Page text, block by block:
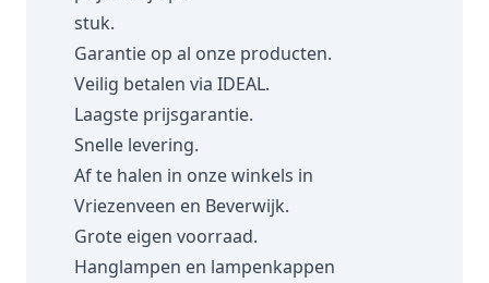
stuk.
Garantie op al onze producten.
Veilig betalen via IDEAL.
Laagste prijsgarantie.
Snelle levering.
Af te halen in onze winkels in
Vriezenveen en Beverwijk.
Grote eigen voorraad.
Hanglampen en lampenkappen